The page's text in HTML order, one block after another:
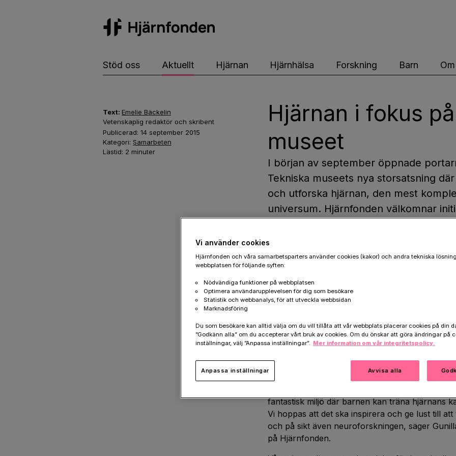
Stöd oss Aktuellt Hjärnan Hjärnhälsa Forskning Barn
Text: Emelie Bäckelin
Vetenskaplig redaktör och skribent
Publicerad: 14 september 2015
Kategori: Samarbeten
Lästid: 2 minuter
Hjärnan i fokus
museet
I början av september öppnade
Tekniska museets nya storsatsning
och utforska hjärnan, den mest
universum. Hjärnfonden välkomnar
ska öka intresset för hjärnan i nästa
installationer får besökarna tänja på
gränser, där den nya tekniken
sinnesupplevelser och möjliggör
Mega Mind är Tekniska Museets nya
och människor. Som Tekniska Museet själva
verklighet av sina grymma idéer skulle vi
eller mikroskop.” På Mega Mind kan du själv
olika installationerna.
– Äntligen får hjärnan den uppmärksamhet
fantastisk miljö där barnen kan träna hjärnans
Vi hoppas att det ska inspirera och ge lust till
och på sikt även neuroforskningen, säger
på Hjärnfonden.
Vi använder cookies
Hjärnfonden och våra samarbetsparters använder cookies (kakor) och andra tekniska
webbplatsen för följande syften:
Nödvändiga funktioner på webbplatsen
Optimera användarupplevelsen för dig som besökare
Statistik och webbanalys, för att utveckla webbsidan
Marknadsföring
Du som besökare kan alltid välja om du vill tillåta att vår webbplats placerar cookies på din
”Godkänn alla” om du accepterar vårt bruk av cookies. Om du önskar att göra ändringar på
inställningar, välj ”Anpassa inställningar”. Mer information om vår integritetspolicy.
Avvisa alla
Anpassa inställningar